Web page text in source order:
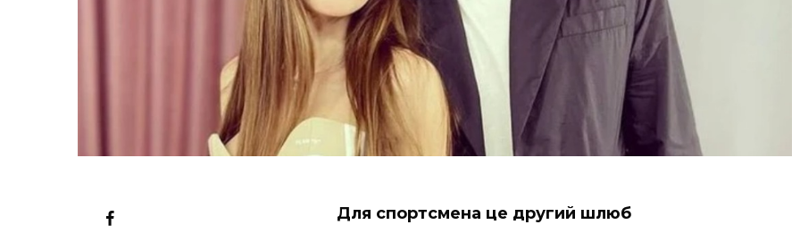
Для спортсмена це другий шлюб